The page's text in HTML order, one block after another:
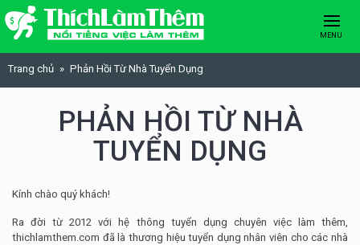
Skip to content
MENU
Trang chủ Phản Hồi Từ Nhà Tuyển Dụng
PHẢN HỒI TỪ NHÀ
TUYỂN DỤNG
Kính chào quý khách!
Ra đời từ 2012 với hệ thông tuyển dụng chuyên việc làm thêm,
thichlamthem.com đã là thương hiệu tuyển dụng nhân viên cho các nhà